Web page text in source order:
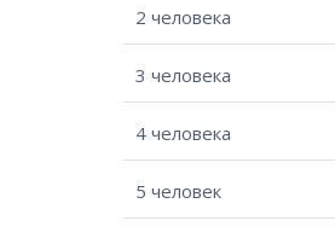
2 человека
3 человека
4 человека
5 человек